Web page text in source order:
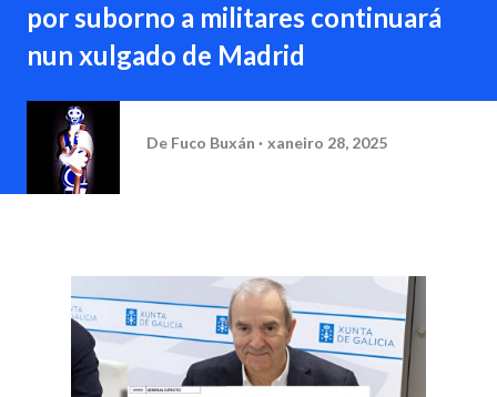
por suborno a militares continuará
nun xulgado de Madrid
De Fuco Buxán xaneiro 28, 2025